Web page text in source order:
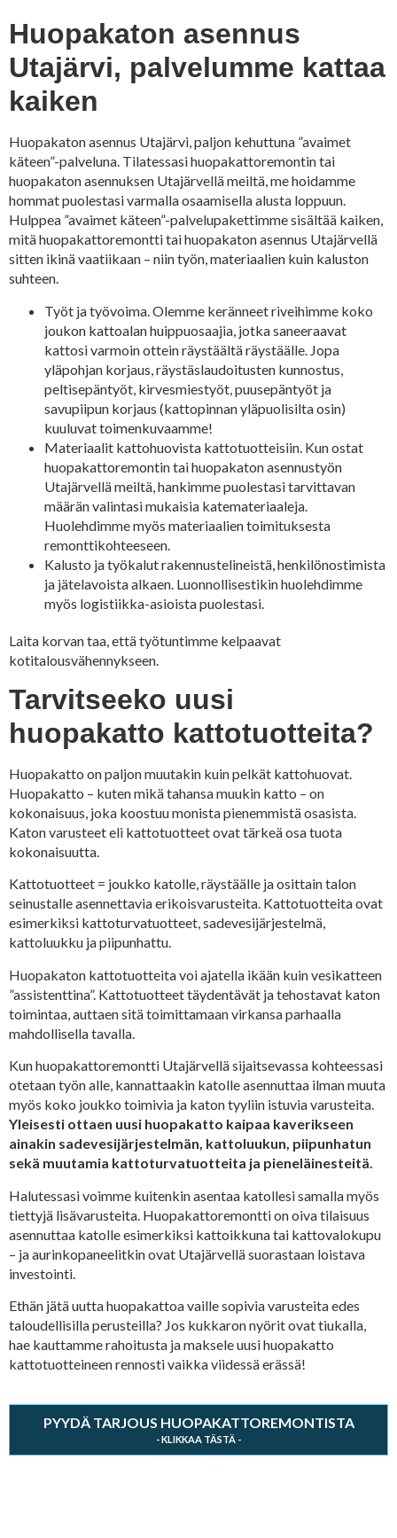
Huopakaton asennus
Utajärvi, palvelumme kattaa
kaiken
Huopakaton asennus Utajärvi, paljon kehuttuna ”avaimet
käteen”-palveluna. Tilatessasi huopakattoremontin tai
huopakaton asennuksen Utajärvellä meiltä, me hoidamme
hommat puolestasi varmalla osaamisella alusta loppuun.
Hulppea ”avaimet käteen”-palvelupakettimme sisältää kaiken,
mitä huopakattoremontti tai huopakaton asennus Utajärvellä
sitten ikinä vaatiikaan – niin työn, materiaalien kuin kaluston
suhteen.
Työt ja työvoima. Olemme keränneet riveihimme koko
joukon kattoalan huippuosaajia, jotka saneeraavat
kattosi varmoin ottein räystäältä räystäälle. Jopa
yläpohjan korjaus, räystäslaudoitusten kunnostus,
peltisepäntyöt, kirvesmiestyöt, puusepäntyöt ja
savupiipun korjaus (kattopinnan yläpuolisilta osin)
kuuluvat toimenkuvaamme!
Materiaalit kattohuovista kattotuotteisiin. Kun ostat
huopakattoremontin tai huopakaton asennustyön
Utajärvellä meiltä, hankimme puolestasi tarvittavan
määrän valintasi mukaisia katemateriaaleja.
Huolehdimme myös materiaalien toimituksesta
remonttikohteeseen.
Kalusto ja työkalut rakennustelineistä, henkilönostimista
ja jätelavoista alkaen. Luonnollisestikin huolehdimme
myös logistiikka-asioista puolestasi.
Laita korvan taa, että työtuntimme kelpaavat
kotitalousvähennykseen.
Tarvitseeko uusi
huopakatto kattotuotteita?
Huopakatto on paljon muutakin kuin pelkät kattohuovat.
Huopakatto – kuten mikä tahansa muukin katto – on
kokonaisuus, joka koostuu monista pienemmistä osasista.
Katon varusteet eli kattotuotteet ovat tärkeä osa tuota
kokonaisuutta.
Kattotuotteet = joukko katolle, räystäälle ja osittain talon
seinustalle asennettavia erikoisvarusteita. Kattotuotteita ovat
esimerkiksi kattoturvatuotteet, sadevesijärjestelmä,
kattoluukku ja piipunhattu.
Huopakaton kattotuotteita voi ajatella ikään kuin vesikatteen
”assistenttina”. Kattotuotteet täydentävät ja tehostavat katon
toimintaa, auttaen sitä toimittamaan virkansa parhaalla
mahdollisella tavalla.
Kun huopakattoremontti Utajärvellä sijaitsevassa kohteessasi
otetaan työn alle, kannattaakin katolle asennuttaa ilman muuta
myös koko joukko toimivia ja katon tyyliin istuvia varusteita.
Yleisesti ottaen uusi huopakatto kaipaa kaverikseen
ainakin sadevesijärjestelmän, kattoluukun, piipunhatun
sekä muutamia kattoturvatuotteita ja pieneläinesteitä.
Halutessasi voimme kuitenkin asentaa katollesi samalla myös
tiettyjä lisävarusteita. Huopakattoremontti on oiva tilaisuus
asennuttaa katolle esimerkiksi kattoikkuna tai kattovalokupu
– ja aurinkopaneelitkin ovat Utajärvellä suorastaan loistava
investointi.
Ethän jätä uutta huopakattoa vaille sopivia varusteita edes
taloudellisilla perusteilla? Jos kukkaron nyörit ovat tiukalla,
hae kauttamme rahoitusta ja maksele uusi huopakatto
kattotuotteineen rennosti vaikka viidessä erässä!
PYYDÄ TARJOUS HUOPAKATTOREMONTISTA